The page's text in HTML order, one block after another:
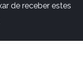
de receber estes